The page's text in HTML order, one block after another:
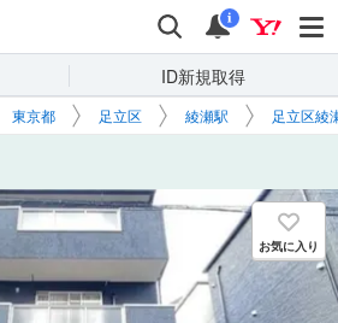
検索 通知
i
ID新規取得
東京都 足立区 綾瀬駅 足立区綾
お気に入り